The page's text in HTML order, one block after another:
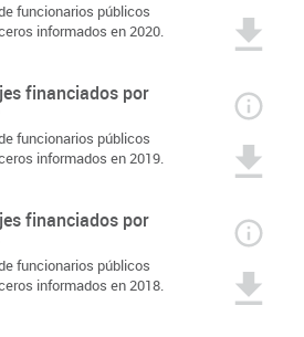
funcionarios públicos
informados en 2020.
financiados por
funcionarios públicos
informados en 2019.
financiados por
funcionarios públicos
informados en 2018.